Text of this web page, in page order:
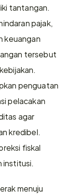
tantangan.
pajak,
keuangan
tersebut
penguatan
pelacakan
agar
kredibel.
fiskal
institusi.
menuju